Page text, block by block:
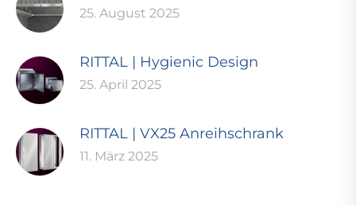
25. August 2025
RITTAL | Hygienic Design
25. April 2025
RITTAL | VX25 Anreihschrank
11. März 2025